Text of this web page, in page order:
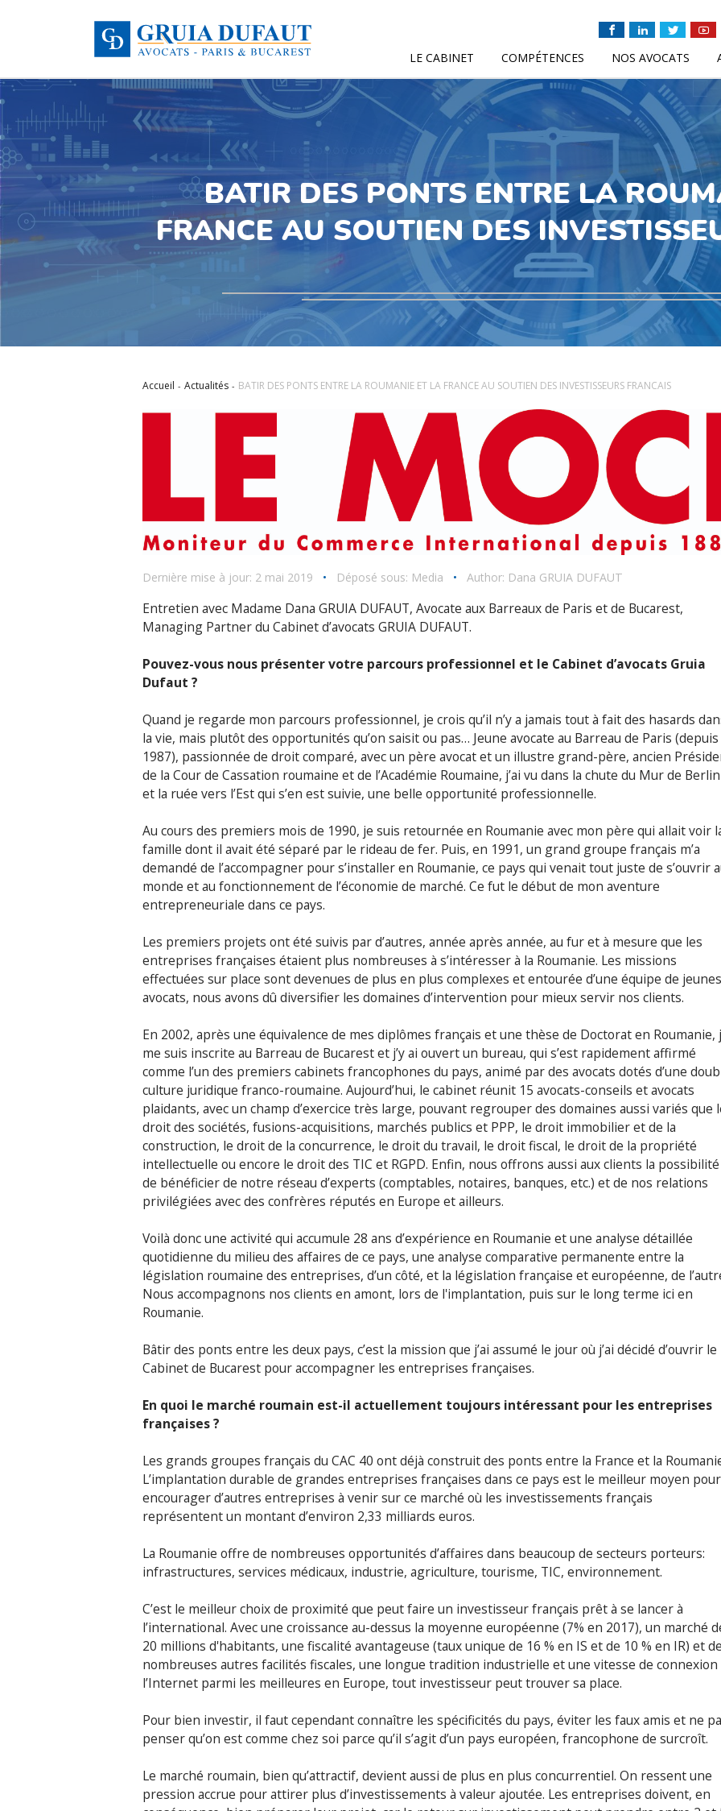
LE CABINET COMPÉTENCES NOS AVOCATS
BATIR DES PONTS ENTRE LA
FRANCE AU SOUTIEN DES
Accueil Actualités BATIR DES PONTS ENTRE LA ROUMANIE ET LA FRANCE AU SOUTIEN DES INVESTISSEURS FRANCAIS
Dernière mise à jour: 2 mai 2019 • Déposé sous: Media • Author: Dana GRUIA DUFAUT
Entretien avec Madame Dana GRUIA DUFAUT, Avocate aux Barreaux de Paris et de Bucarest,
Managing Partner du Cabinet d’avocats GRUIA DUFAUT.
Pouvez-vous nous présenter votre parcours professionnel et le Cabinet d’avocats Gruia
Dufaut ?
Quand je regarde mon parcours professionnel, je crois qu’il n’y a jamais tout à fait des hasards
la vie, mais plutôt des opportunités qu’on saisit ou pas… Jeune avocate au Barreau de Paris (depuis
1987), passionnée de droit comparé, avec un père avocat et un illustre grand-père, ancien
de la Cour de Cassation roumaine et de l’Académie Roumaine, j’ai vu dans la chute du Mur de Berlin
et la ruée vers l’Est qui s’en est suivie, une belle opportunité professionnelle.
Au cours des premiers mois de 1990, je suis retournée en Roumanie avec mon père qui allait voir
famille dont il avait été séparé par le rideau de fer. Puis, en 1991, un grand groupe français m’a
demandé de l’accompagner pour s’installer en Roumanie, ce pays qui venait tout juste de s’ouvrir
monde et au fonctionnement de l’économie de marché. Ce fut le début de mon aventure
entrepreneuriale dans ce pays.
Les premiers projets ont été suivis par d’autres, année après année, au fur et à mesure que les
entreprises françaises étaient plus nombreuses à s’intéresser à la Roumanie. Les missions
effectuées sur place sont devenues de plus en plus complexes et entourée d’une équipe de jeunes
avocats, nous avons dû diversifier les domaines d’intervention pour mieux servir nos clients.
En 2002, après une équivalence de mes diplômes français et une thèse de Doctorat en Roumanie,
me suis inscrite au Barreau de Bucarest et j’y ai ouvert un bureau, qui s’est rapidement affirmé
comme l’un des premiers cabinets francophones du pays, animé par des avocats dotés d’une
culture juridique franco-roumaine. Aujourd’hui, le cabinet réunit 15 avocats-conseils et avocats
plaidants, avec un champ d’exercice très large, pouvant regrouper des domaines aussi variés que
droit des sociétés, fusions-acquisitions, marchés publics et PPP, le droit immobilier et de la
construction, le droit de la concurrence, le droit du travail, le droit fiscal, le droit de la propriété
intellectuelle ou encore le droit des TIC et RGPD. Enfin, nous offrons aussi aux clients la possibilité
de bénéficier de notre réseau d’experts (comptables, notaires, banques, etc.) et de nos relations
privilégiées avec des confrères réputés en Europe et ailleurs.
Voilà donc une activité qui accumule 28 ans d’expérience en Roumanie et une analyse détaillée
quotidienne du milieu des affaires de ce pays, une analyse comparative permanente entre la
législation roumaine des entreprises, d’un côté, et la législation française et européenne, de
Nous accompagnons nos clients en amont, lors de l'implantation, puis sur le long terme ici en
Roumanie.
Bâtir des ponts entre les deux pays, c’est la mission que j’ai assumé le jour où j’ai décidé d’ouvrir le
Cabinet de Bucarest pour accompagner les entreprises françaises.
En quoi le marché roumain est-il actuellement toujours intéressant pour les entreprises
françaises ?
Les grands groupes français du CAC 40 ont déjà construit des ponts entre la France et la
L’implantation durable de grandes entreprises françaises dans ce pays est le meilleur moyen pour
encourager d’autres entreprises à venir sur ce marché où les investissements français
représentent un montant d’environ 2,33 milliards euros.
La Roumanie offre de nombreuses opportunités d’affaires dans beaucoup de secteurs porteurs:
infrastructures, services médicaux, industrie, agriculture, tourisme, TIC, environnement.
C’est le meilleur choix de proximité que peut faire un investisseur français prêt à se lancer à
l’international. Avec une croissance au-dessus la moyenne européenne (7% en 2017), un marché
20 millions d'habitants, une fiscalité avantageuse (taux unique de 16 % en IS et de 10 % en IR) et
nombreuses autres facilités fiscales, une longue tradition industrielle et une vitesse de connexion
l’Internet parmi les meilleures en Europe, tout investisseur peut trouver sa place.
Pour bien investir, il faut cependant connaître les spécificités du pays, éviter les faux amis et ne
penser qu’on est comme chez soi parce qu’il s’agit d’un pays européen, francophone de surcroît.
Le marché roumain, bien qu’attractif, devient aussi de plus en plus concurrentiel. On ressent une
pression accrue pour attirer plus d’investissements à valeur ajoutée. Les entreprises doivent, en